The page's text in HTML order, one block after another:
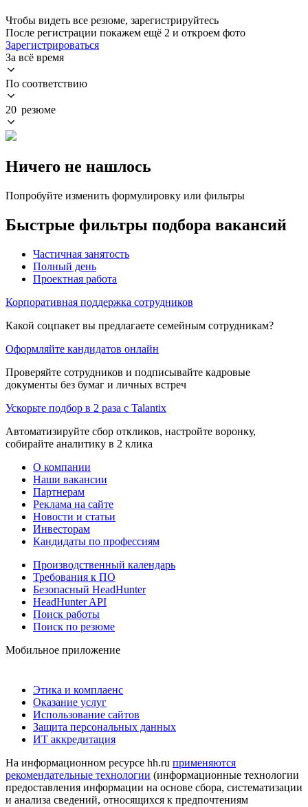
Чтобы видеть все резюме, зарегистрируйтесь
После регистрации покажем ещё 2 и откроем фото
Зарегистрироваться
За всё время
По соответствию
20 резюме
Ничего не нашлось
Попробуйте изменить формулировку или фильтры
Быстрые фильтры подбора вакансий
Частичная занятость
Полный день
Проектная работа
Корпоративная поддержка сотрудников
Какой соцпакет вы предлагаете семейным сотрудникам?
Оформляйте кандидатов онлайн
Проверяйте сотрудников и подписывайте кадровые
документы без бумаг и личных встреч
Ускорьте подбор в 2 раза с Talantix
Автоматизируйте сбор откликов, настройте воронку,
собирайте аналитику в 2 клика
О компании
Наши вакансии
Партнерам
Реклама на сайте
Новости и статьи
Инвесторам
Кандидаты по профессиям
Производственный календарь
Требования к ПО
Безопасный HeadHunter
HeadHunter API
Поиск работы
Поиск по резюме
Мобильное приложение
Этика и комплаенс
Оказание услуг
Использование сайтов
Защита персональных данных
ИТ аккредитация
На информационном ресурсе hh.ru применяются
рекомендательные технологии (информационные технологии
предоставления информации на основе сбора, систематизации
и анализа сведений, относящихся к предпочтениям